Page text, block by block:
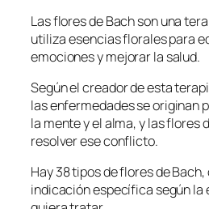
Las flores de Bach son una
utiliza esencias florales para
emociones y mejorar la salud.
Según el creador de esta
las enfermedades se originan
la mente y el alma, y las flores
resolver ese conflicto.
Hay 38 tipos de flores de
indicación específica según la